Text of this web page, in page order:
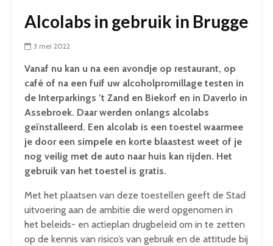
Alcolabs in gebruik in Brugge
3 mei 2022
Vanaf nu kan u na een avondje op restaurant, op
café of na een fuif uw alcoholpromillage testen in
de Interparkings ’t Zand en Biekorf en in Daverlo in
Assebroek. Daar werden onlangs alcolabs
geïnstalleerd. Een alcolab is een toestel waarmee
je door een simpele en korte blaastest weet of je
nog veilig met de auto naar huis kan rijden. Het
gebruik van het toestel is gratis.
Met het plaatsen van deze toestellen geeft de Stad
uitvoering aan de ambitie die werd opgenomen in
het beleids- en actieplan drugbeleid om in te zetten
op de kennis van risico’s van gebruik en de attitude bij